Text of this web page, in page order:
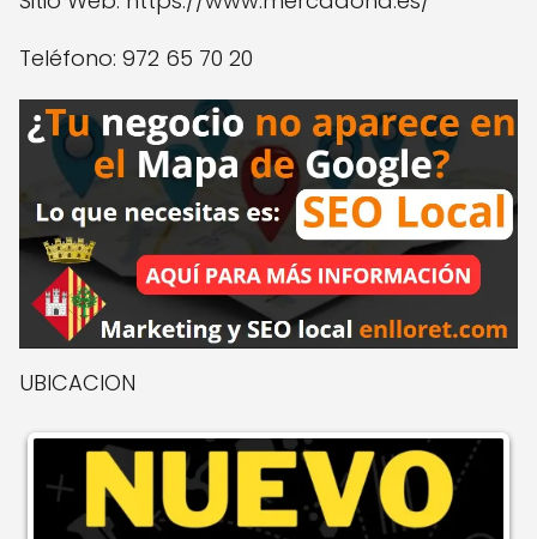
Teléfono: 972 65 70 20
UBICACION